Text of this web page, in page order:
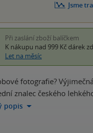
Jsme
Při zaslání zboží balíčkem
K nákupu nad 999 Kč dárek
Let na měsíc
fotografie?
znalec českého
popis